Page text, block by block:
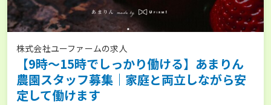
株式会社ユーファームの求人
【9時〜15時でしっかり働ける】あまりん
農園スタッフ募集｜家庭と両立しながら安
定して働けます